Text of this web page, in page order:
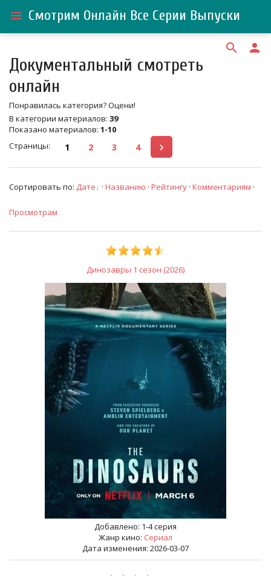
menu Смотрим Онлайн Все Серии Выпуски
search person
Документальный смотреть
онлайн
Понравилась категория? Оцени!
В категории материалов: 39
Показано материалов: 1-10
Страницы: 1 2 3 4
Сортировать по: Дате · Названию · Рейтингу · Комментариям ·
Просмотрам
Динозавры 1 сезон (2026)
Добавлено: 1-4 серия
Жанр кино: Сериал
Дата изменения: 2026-03-07